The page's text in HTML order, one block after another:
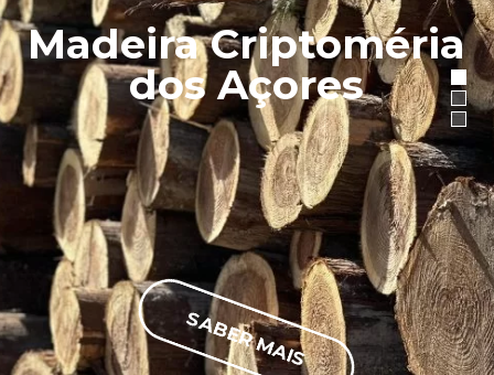
Madeira Criptoméria
dos Açores
SABER MAIS